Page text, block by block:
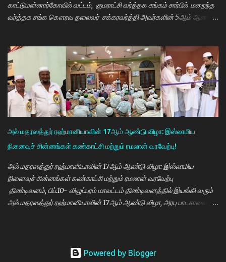
காட்டுமன்னார்கோவில் வட்டம், குமராட்சி வர்த்தக சங்கம் சார்பில் மறைந்த
வர்த்தக சங்க கௌரவ தலைவர் சக்கரவர்த்தி அவர்களின் 5ஆம் ஆண்டு
ஒருங்கிணைப்பாளர் திருவேங்கடம் மற்றும் செவிலியர்கள் தலைமையில்
நடைபெற்றது. நிகழ்ச்சியில் கண் மருத்துவர் இளையராஜா சிறப்பு
அழைப்பாளராக கலந்து கொண்டு குத்துவிளக்கு ஏற்றி நிகழ்ச்சினை
துவங்கி வைத்தார். நிகழ்ச்சிக்கு குமராட்சி வர்த்தக சங்கத் தலைவர்
கே.ஆர்.ஜி. தமிழ்வாணன் முன்னிலை வகித்தார். நிகழ்ச்சியில் செயலாளர்
மணிவண்ணன், ஒருங்கிணைப்பாளர் அப்துல்பாசித் மற்றும் சங்க
நிர்வாகிகள் குமரவடிவு, துரைசிங்கம், பிரதீப், அப்துல்ரவுப், பார்த்தசாரதி,
மணிகண்டன், செந்தில்குமார், முஸ்தபா, பிரத...
அல் மதரஸத்துர் ரஹ்மானியாவின் 17ஆம் ஆண்டு விழா: இஸ்லாமிய
நினைவுச் சின்னங்கள் கண்காட்சி மற்றும் ரமலான் வரவேற்பு!
அல் மதரஸத்துர் ரஹ்மானியாவின் 17ஆம் ஆண்டு விழா: இஸ்லாமிய
நினைவுச் சின்னங்கள் கண்காட்சி மற்றும் ரமலான் வரவேற்பு
திண்டிவனம், பிப்.10- விழுப்புரம் மாவட்டம் திண்டிவனத்தில் இயங்கி வரும்
அல் மதரஸத்துர் ரஹ்மானியாவின் 17ஆம் ஆண்டு விழா, அரபு பாடசாலை
சிறப்பாக நடைபெற்றது. விழாவிற்கு புது பள்ளிவாசல் தலைமை இமாம்
Powered by Blogger